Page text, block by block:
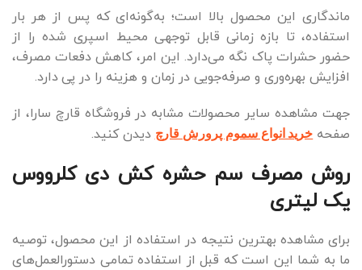
ماندگاری این محصول بالا است؛ به‌گونه‌ای که پس از هر بار
استفاده، تا بازه زمانی قابل توجهی محیط اسپری شده را از
حضور حشرات پاک نگه می‌دارد. این امر، کاهش دفعات مصرف،
افزایش بهره‌وری و صرفه‌جویی در زمان و هزینه را در پی دارد.
جهت مشاهده سایر محصولات مشابه در فروشگاه قارچ سارا، از
صفحهخرید انواع سموم پرورش قارچدیدن کنید.
روش مصرف سم حشره کش دی کلرووس
یک لیتری
برای مشاهده بهترین نتیجه در استفاده از این محصول، توصیه
ما به شما این است که قبل از استفاده تمامی دستورالعمل‌های